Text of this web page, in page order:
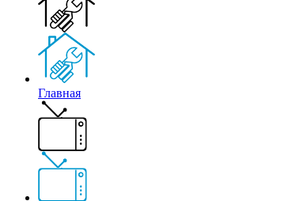
Главная